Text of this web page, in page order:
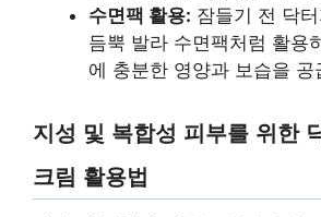
수면팩 활용: 잠들기 전 닥
듬뿍 발라 수면팩처럼 활용
에 충분한 영양과 보습을 공
지성 및 복합성 피부를 위한
크림 활용법